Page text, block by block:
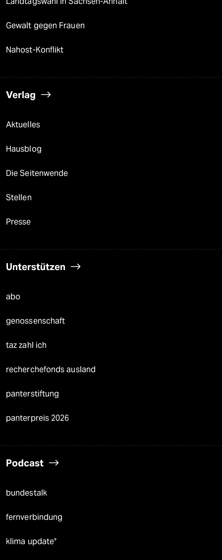
Gewalt gegen Frauen
Nahost-Konflikt
Verlag
Aktuelles
Hausblog
Die Seitenwende
Stellen
Presse
Unterstützen
abo
genossenschaft
taz zahl ich
recherchefonds ausland
panterstiftung
panterpreis 2026
Podcast
bundestalk
fernverbindung
klima update°